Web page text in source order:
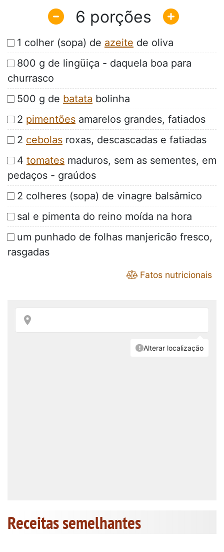
6
1 colher (sopa) de azeite de oliva
800 g de lingüiça - daquela boa para
churrasco
500 g de batata bolinha
2 pimentões amarelos grandes, fatiados
2 cebolas roxas, descascadas e fatiadas
4 tomates maduros, sem as sementes, em
pedaços - graúdos
2 colheres (sopa) de vinagre balsâmico
sal e pimenta do reino moída na hora
um punhado de folhas manjericão fresco,
rasgadas
Fatos nutricionais
Receitas semelhantes